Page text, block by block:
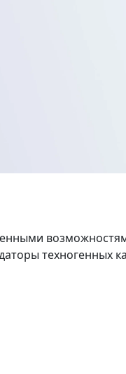
техногенных